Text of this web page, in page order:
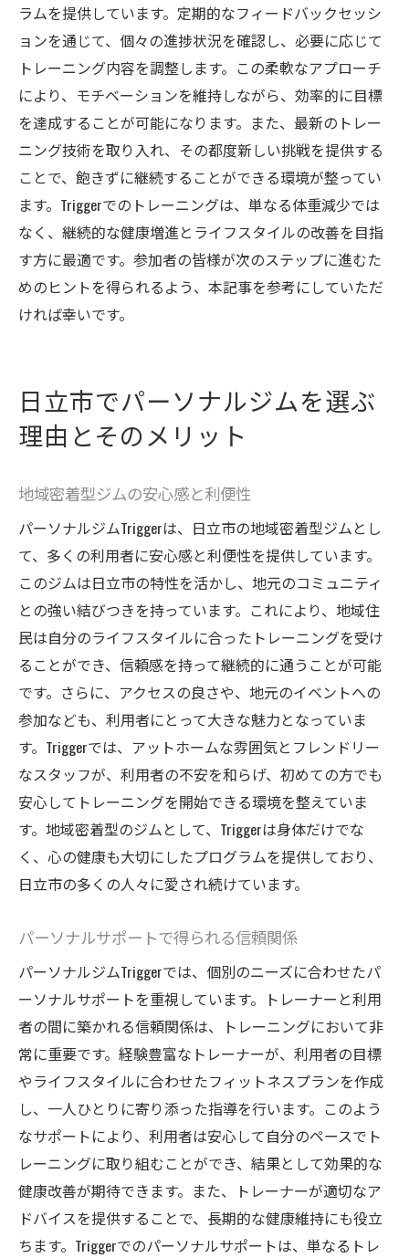
ラムを提供しています。定期的なフィードバックセッシ
ョンを通じて、個々の進捗状況を確認し、必要に応じて
トレーニング内容を調整します。この柔軟なアプローチ
により、モチベーションを維持しながら、効率的に目標
を達成することが可能になります。また、最新のトレー
ニング技術を取り入れ、その都度新しい挑戦を提供する
ことで、飽きずに継続することができる環境が整ってい
ます。Triggerでのトレーニングは、単なる体重減少では
なく、継続的な健康増進とライフスタイルの改善を目指
す方に最適です。参加者の皆様が次のステップに進むた
めのヒントを得られるよう、本記事を参考にしていただ
ければ幸いです。
日立市でパーソナルジムを選ぶ
理由とそのメリット
地域密着型ジムの安心感と利便性
パーソナルジムTriggerは、日立市の地域密着型ジムとし
て、多くの利用者に安心感と利便性を提供しています。
このジムは日立市の特性を活かし、地元のコミュニティ
との強い結びつきを持っています。これにより、地域住
民は自分のライフスタイルに合ったトレーニングを受け
ることができ、信頼感を持って継続的に通うことが可能
です。さらに、アクセスの良さや、地元のイベントへの
参加なども、利用者にとって大きな魅力となっていま
す。Triggerでは、アットホームな雰囲気とフレンドリー
なスタッフが、利用者の不安を和らげ、初めての方でも
安心してトレーニングを開始できる環境を整えていま
す。地域密着型のジムとして、Triggerは身体だけでな
く、心の健康も大切にしたプログラムを提供しており、
日立市の多くの人々に愛され続けています。
パーソナルサポートで得られる信頼関係
パーソナルジムTriggerでは、個別のニーズに合わせたパ
ーソナルサポートを重視しています。トレーナーと利用
者の間に築かれる信頼関係は、トレーニングにおいて非
常に重要です。経験豊富なトレーナーが、利用者の目標
やライフスタイルに合わせたフィットネスプランを作成
し、一人ひとりに寄り添った指導を行います。このよう
なサポートにより、利用者は安心して自分のペースでト
レーニングに取り組むことができ、結果として効果的な
健康改善が期待できます。また、トレーナーが適切なア
ドバイスを提供することで、長期的な健康維持にも役立
ちます。Triggerでのパーソナルサポートは、単なるトレ